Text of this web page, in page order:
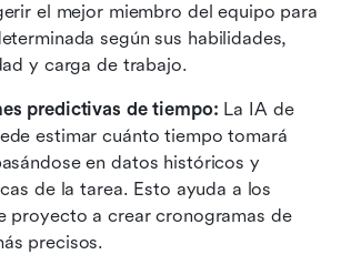
el mejor miembro del equipo para
según sus habilidades,
y carga de trabajo.
predictivas de tiempo: La IA de
estimar cuánto tiempo tomará
en datos históricos y
de la tarea. Esto ayuda a los
proyecto a crear cronogramas de
precisos.